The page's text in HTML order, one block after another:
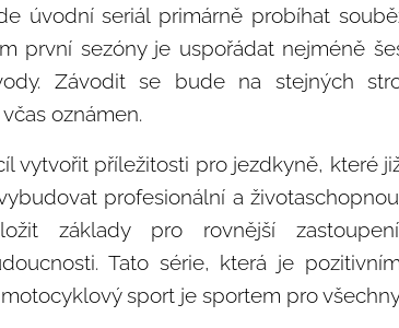
úvodní seriál primárně probíhat
první sezóny je uspořádat nejméně
Závodit se bude na stejných
oznámen.
vytvořit příležitosti pro jezdkyně, které
profesionální a
základy pro rovnější
Tato série, která je
sport je sportem pro